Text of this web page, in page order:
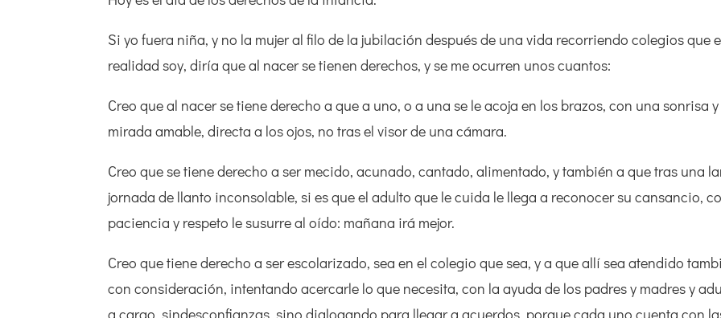
Si yo fuera niña, y no la mujer al filo de la jubilación después de una vida recorriendo colegios que
realidad soy, diría que al nacer se tienen derechos, y se me ocurren unos cuantos:
Creo que al nacer se tiene derecho a que a uno, o a una se le acoja en los brazos, con una sonrisa
mirada amable, directa a los ojos, no tras el visor de una cámara.
Creo que se tiene derecho a ser mecido, acunado, cantado, alimentado, y también a que tras una
jornada de llanto inconsolable, si es que el adulto que le cuida le llega a reconocer su cansancio,
paciencia y respeto le susurre al oído: mañana irá mejor.
Creo que tiene derecho a ser escolarizado, sea en el colegio que sea, y a que allí sea atendido
con consideración, intentando acercarle lo que necesita, con la ayuda de los padres y madres y
a cargo, sindesconfianzas, sino dialogando para llegar a acuerdos, porque cada uno cuenta con